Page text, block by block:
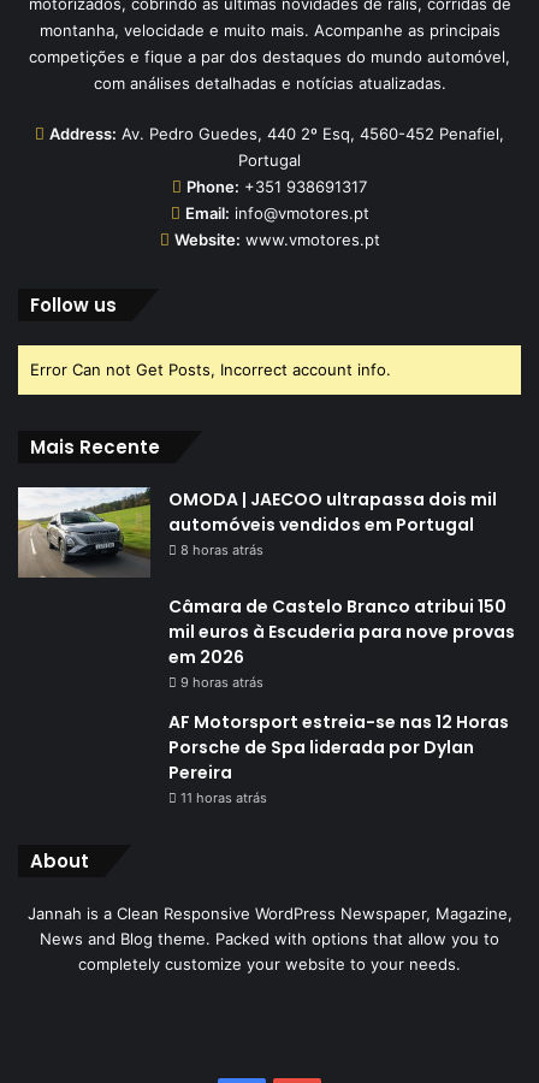
montanha, velocidade e muito mais. Acompanhe as principais
competições e fique a par dos destaques do mundo automóvel,
com análises detalhadas e notícias atualizadas.
Address: Av. Pedro Guedes, 440 2º Esq, 4560-452 Penafiel,
Portugal
Phone: +351 938691317
Email: info@vmotores.pt
Website: www.vmotores.pt
Follow us
Error Can not Get Posts, Incorrect account info.
Mais Recente
OMODA | JAECOO ultrapassa dois mil
automóveis vendidos em Portugal
8 horas atrás
Câmara de Castelo Branco atribui 150
mil euros à Escuderia para nove provas
em 2026
9 horas atrás
AF Motorsport estreia-se nas 12 Horas
Porsche de Spa liderada por Dylan
Pereira
11 horas atrás
About
Jannah is a Clean Responsive WordPress Newspaper, Magazine,
News and Blog theme. Packed with options that allow you to
completely customize your website to your needs.